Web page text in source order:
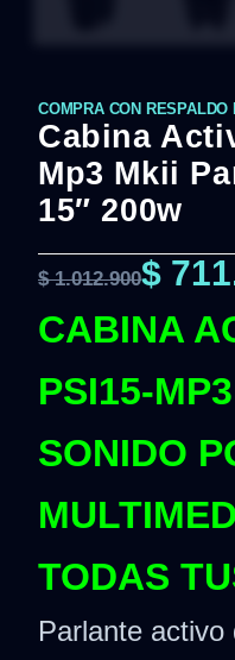
COMPRA CON
Cabina
Mp3 Mkii
15″ 200w
$1.012.900$
CABINA
PSI15-
SONIDO
TODAS
Parlante activo